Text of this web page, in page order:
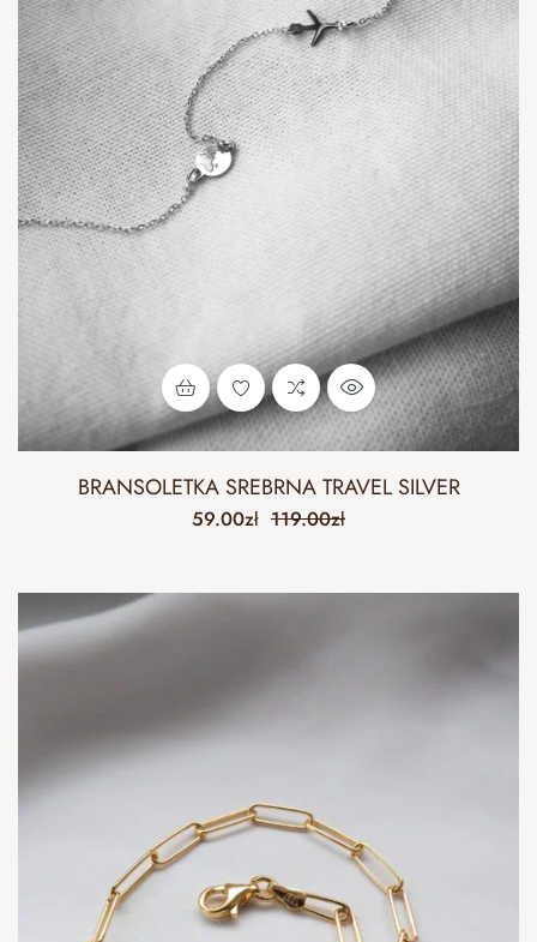
BRANSOLETKA SREBRNA TRAVEL SILVER
119.00zł
59.00zł